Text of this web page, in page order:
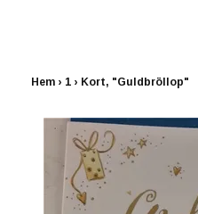
Hem › 1 › Kort, "Guldbröllop"